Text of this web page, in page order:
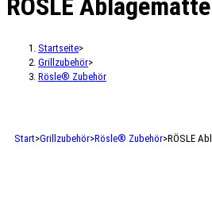
RÖSLE
Startseite>
Grillzubehör>
Rösle® Zubehör
Start>Grillzubehör>Rösle® Zubehör>RÖSLE